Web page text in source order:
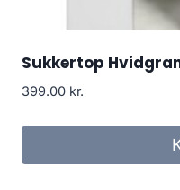
Sukkertop
399.00 kr.